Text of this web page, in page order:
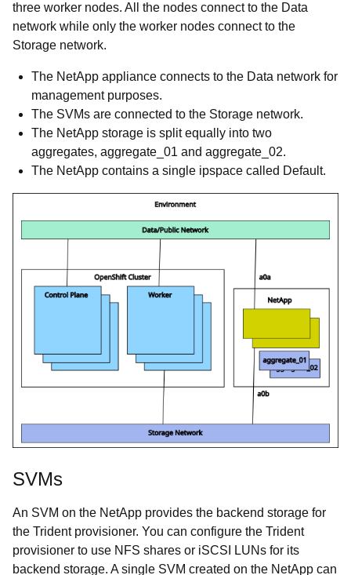
three worker nodes. All the nodes connect to the Data
network while only the worker nodes connect to the
Storage network.
The NetApp appliance connects to the Data network for
management purposes.
The SVMs are connected to the Storage network.
The NetApp storage is split equally into two
aggregates, aggregate_01 and aggregate_02.
The NetApp contains a single ipspace called Default.
SVMs
An SVM on the NetApp provides the backend storage for
the Trident provisioner. You can configure the Trident
provisioner to use NFS shares or iSCSI LUNs for its
backend storage. A single SVM created on the NetApp can